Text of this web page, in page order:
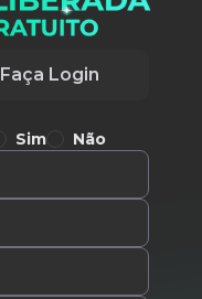
Faça Login
Sim Não